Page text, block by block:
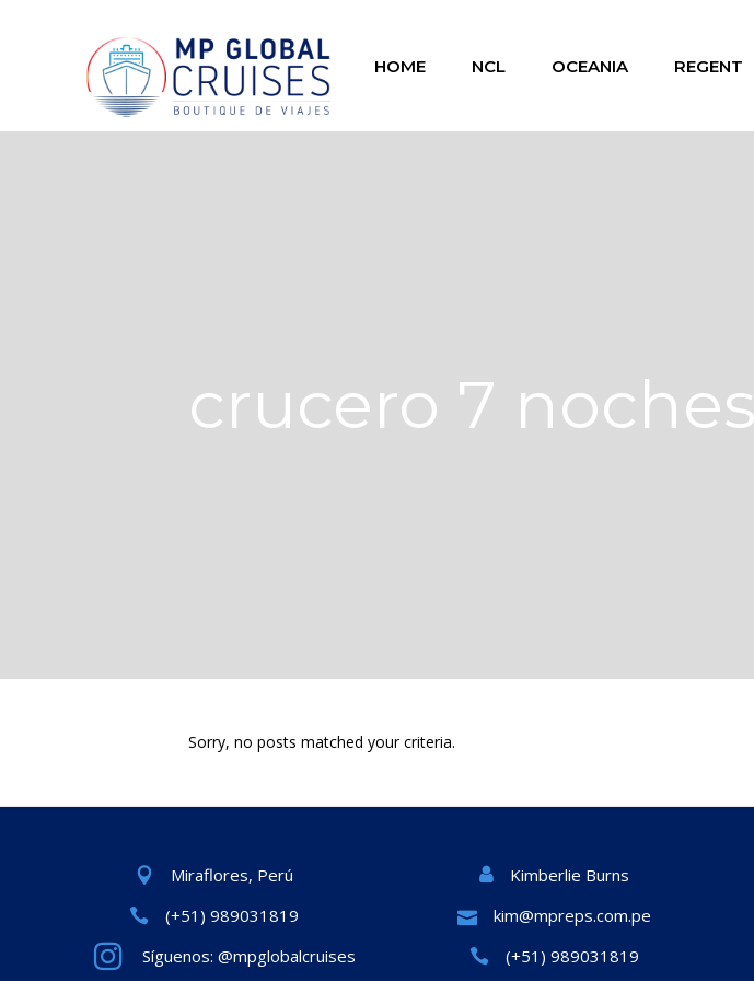
HOME NCL OCEANIA REGENT
crucero 7
Sorry, no posts matched your criteria.
Miraflores, Perú
(+51) 989031819
Síguenos: @mpglobalcruises
Kimberlie Burns
kim@mpreps.com.pe
(+51) 989031819